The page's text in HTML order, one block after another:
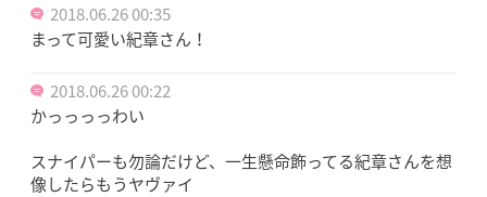
2018.06.26 00:35
まって可愛い紀章さん！
2018.06.26 00:22
かっっっっわい
スナイパーも勿論だけど、一生懸命飾ってる紀章さんを想
像したらもうヤヴァイ